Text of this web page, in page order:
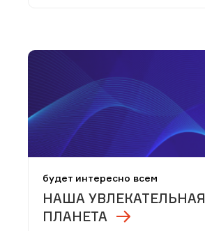
будет интересно всем
НАША УВЛЕКАТЕЛЬНАЯ
ПЛАНЕТА